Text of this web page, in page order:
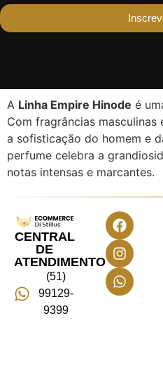
A Linha Empire Hinode é
Com fragrâncias masculinas
a sofisticação do homem e
perfume celebra a
notas intensas e marcantes.
CENTRAL
DE
ATENDIMENTO
(51)
99129-
9399